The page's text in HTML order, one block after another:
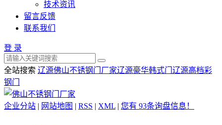
技术资讯
留言反馈
联系我们
登 录
全站搜索 辽源佛山不锈钢门厂家辽源豪华韩式门 辽源高档彩
钢门
企业分站 | 网站地图 | RSS | XML | 您有 93条询盘信息！